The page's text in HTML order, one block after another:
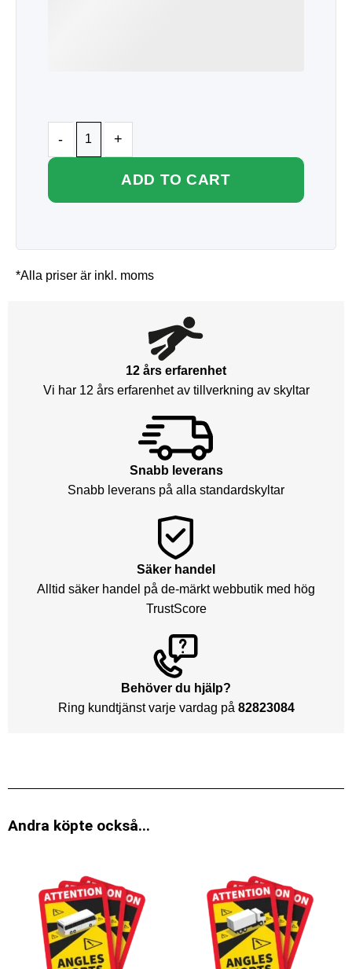
ADD TO CART
*Alla priser är inkl. moms
12 års erfarenhet
Vi har 12 års erfarenhet av tillverkning av skyltar
Snabb leverans
Snabb leverans på alla standardskyltar
Säker handel
Alltid säker handel på de-märkt webbutik med hög
TrustScore
Behöver du hjälp?
Ring kundtjänst varje vardag på 82823084
Andra köpte också...